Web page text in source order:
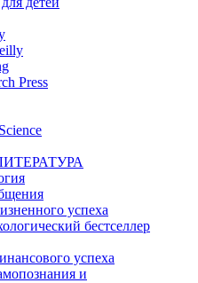
Press
успеха
бестселлер
успеха
и